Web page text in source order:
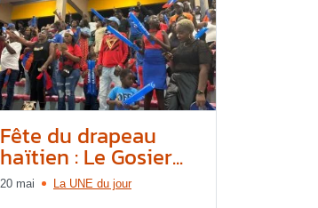
Fête du drapeau
haïtien : Le Gosier...
20 mai La UNE du jour